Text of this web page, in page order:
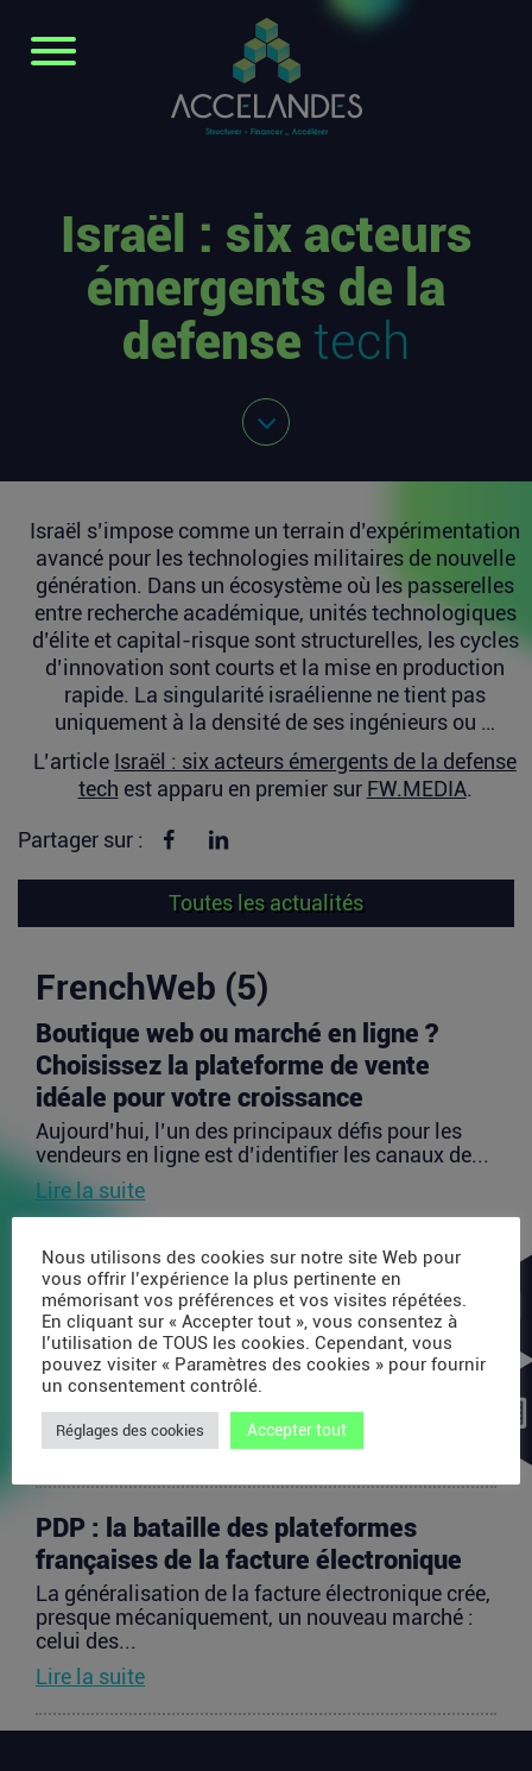
Israël : six acteurs
émergents de la
defense tech
Israël s’impose comme un terrain d’expérimentation
avancé pour les technologies militaires de nouvelle
génération. Dans un écosystème où les passerelles
entre recherche académique, unités technologiques
d’élite et capital-risque sont structurelles, les cycles
d’innovation sont courts et la mise en production
rapide. La singularité israélienne ne tient pas
uniquement à la densité de ses ingénieurs ou …
L’article Israël : six acteurs émergents de la defense
tech est apparu en premier sur FW.MEDIA.
Partager sur : Partager sur Facebook
Toutes les actualités
FrenchWeb (5)
Boutique web ou marché en ligne ?
Choisissez la plateforme de vente
idéale pour votre croissance
Aujourd’hui, l’un des principaux défis pour les
vendeurs en ligne est d’identifier les canaux de...
Lire la suite
Avec 35 millions de dollars, SAPIOM
veut devenir le contrôleur de gestion
des agents IA
Les agents IA peuvent enchaîner des dizaines
d’appels de modèles, utiliser des outils externes,
acheter...
Lire la suite
PDP : la bataille des plateformes
françaises de la facture électronique
La généralisation de la facture électronique crée,
presque mécaniquement, un nouveau marché :
celui des...
Lire la suite
Nous utilisons des cookies sur notre site Web pour
vous offrir l’expérience la plus pertinente en
mémorisant vos préférences et vos visites répétées.
En cliquant sur « Accepter tout », vous consentez à
l’utilisation de TOUS les cookies. Cependant, vous
pouvez visiter « Paramètres des cookies » pour fournir
un consentement contrôlé.
Réglages des cookies Accepter tout